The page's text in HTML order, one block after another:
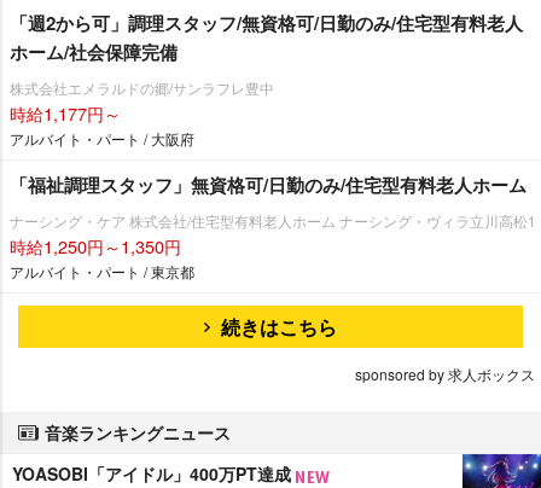
「週2から可」調理スタッフ/無資格可/日勤のみ/住宅型有料老人
ホーム/社会保障完備
株式会社エメラルドの郷/サンラフレ豊中
時給1,177円～
アルバイト・パート / 大阪府
「福祉調理スタッフ」無資格可/日勤のみ/住宅型有料老人ホーム
ナーシング・ケア 株式会社/住宅型有料老人ホーム ナーシング・ヴィラ立川高松1
時給1,250円～1,350円
アルバイト・パート / 東京都
続きはこちら
sponsored by 求人ボックス
音楽ランキングニュース
YOASOBI「アイドル」400万PT達成